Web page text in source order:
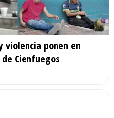
violencia ponen en
Cienfuegos